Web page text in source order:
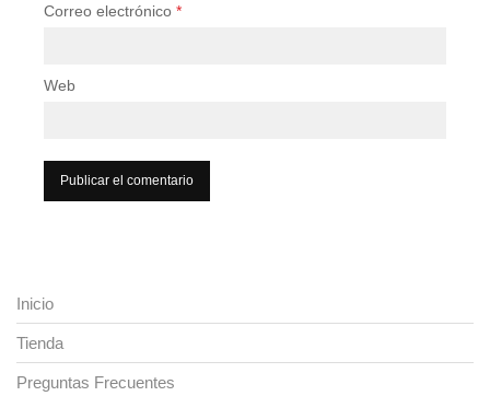
Correo electrónico *
Web
Inicio
Tienda
Preguntas Frecuentes